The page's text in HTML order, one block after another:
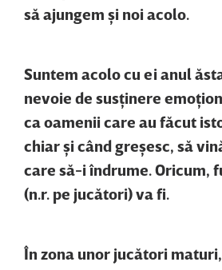
să ajungem şi noi acolo.
Suntem acolo cu ei anul
nevoie de susţinere
ca oamenii care au făcut
chiar şi când greşesc, să
care să-i îndrume. Oricum,
(n.r. pe jucători) va fi.
În zona unor jucători